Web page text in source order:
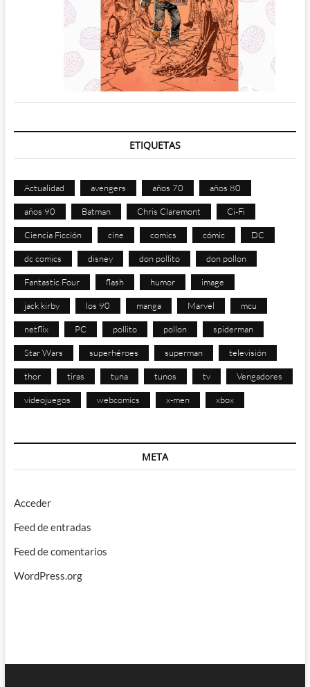
ETIQUETAS
Actualidad avengers años 70 años 80
años 90 Batman Chris Claremont Ci-Fi
Ciencia Ficción cine comics cómic DC
dc comics disney don pollito don pollon
Fantastic Four flash humor image
jack kirby los 90 manga Marvel mcu
netflix PC pollito pollon spiderman
Star Wars superhéroes superman televisión
thor tiras tuna tunos tv Vengadores
videojuegos webcomics x-men xbox
META
Acceder
Feed de entradas
Feed de comentarios
WordPress.org